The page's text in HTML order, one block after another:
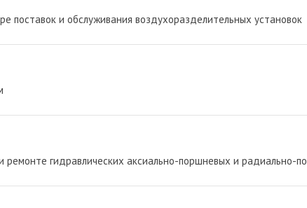
поставок и обслуживания воздухоразделительных установок
ремонте гидравлических аксиально-поршневых и радиально-по